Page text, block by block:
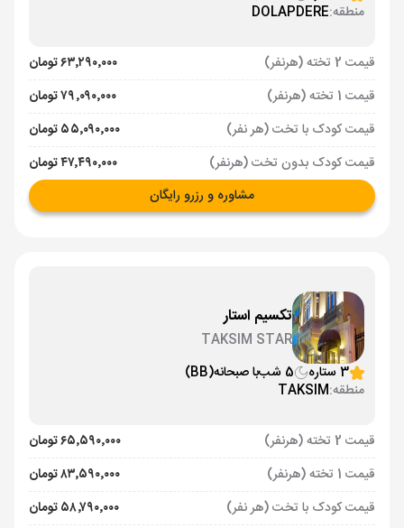
منطقه:DOLAPDERE
قیمت 2 تخته (هرنفر)
۶۳٬۲۹۰٬۰۰۰ تومان
قیمت 1 تخته (هرنفر)
۷۹٬۰۹۰٬۰۰۰ تومان
قیمت کودک با تخت (هر نفر)
۵۵٬۰۹۰٬۰۰۰ تومان
قیمت کودک بدون تخت (هرنفر)
۴۷٬۴۹۰٬۰۰۰ تومان
مشاوره و رزرو رایگان
تکسیم استار
TAKSIM STAR
3 ستاره
5 شب با صبحانه(BB)
منطقه:TAKSIM
قیمت 2 تخته (هرنفر)
۶۵٬۵۹۰٬۰۰۰ تومان
قیمت 1 تخته (هرنفر)
۸۳٬۵۹۰٬۰۰۰ تومان
قیمت کودک با تخت (هر نفر)
۵۸٬۷۹۰٬۰۰۰ تومان